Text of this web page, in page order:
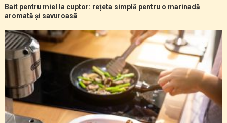
Bait pentru miel la cuptor: rețeta simplă pentru o marinadă
aromată și savuroasă